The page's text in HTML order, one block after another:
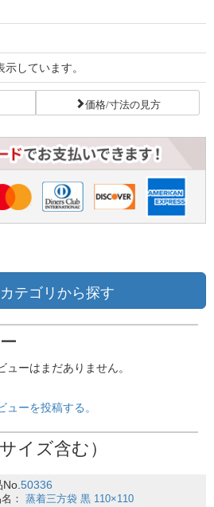
しています。
価格/寸法の見方
テゴリから探す
ーはまだありません。
ーを投稿する。
イズ含む）
No.50336
蒸着三方袋 黒 110×110